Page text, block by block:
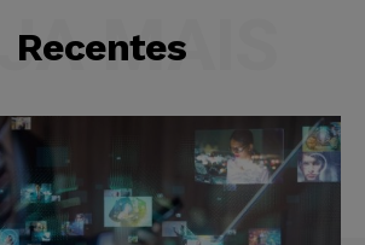
Recentes
MAIS